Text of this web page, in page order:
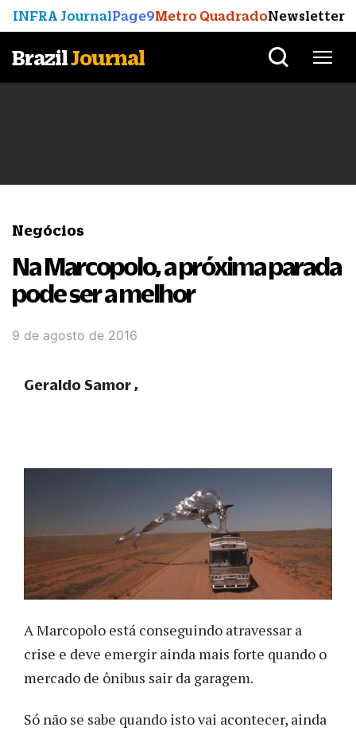
INFRA JournalPage9Metro QuadradoNewsletter
BrazilJournal
Negócios
Na Marcopolo, a próxima parada
pode ser a melhor
9 de agosto de 2016
A Marcopolo está conseguindo atravessar a
crise e deve emergir ainda mais forte quando o
mercado de ônibus sair da garagem.
Só não se sabe quando isto vai acontecer, ainda
Geraldo Samor